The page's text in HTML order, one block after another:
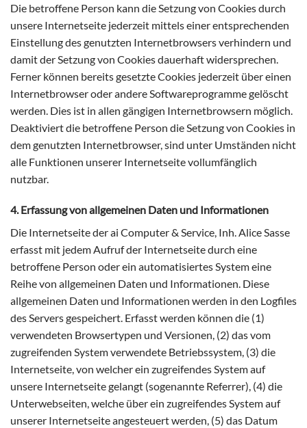
Die betroffene Person kann die Setzung von Cookies durch
unsere Internetseite jederzeit mittels einer entsprechenden
Einstellung des genutzten Internetbrowsers verhindern und
damit der Setzung von Cookies dauerhaft widersprechen.
Ferner können bereits gesetzte Cookies jederzeit über einen
Internetbrowser oder andere Softwareprogramme gelöscht
werden. Dies ist in allen gängigen Internetbrowsern möglich.
Deaktiviert die betroffene Person die Setzung von Cookies in
dem genutzten Internetbrowser, sind unter Umständen nicht
alle Funktionen unserer Internetseite vollumfänglich
nutzbar.
4. Erfassung von allgemeinen Daten und Informationen
Die Internetseite der ai Computer & Service, Inh. Alice Sasse
erfasst mit jedem Aufruf der Internetseite durch eine
betroffene Person oder ein automatisiertes System eine
Reihe von allgemeinen Daten und Informationen. Diese
allgemeinen Daten und Informationen werden in den Logfiles
des Servers gespeichert. Erfasst werden können die (1)
verwendeten Browsertypen und Versionen, (2) das vom
zugreifenden System verwendete Betriebssystem, (3) die
Internetseite, von welcher ein zugreifendes System auf
unsere Internetseite gelangt (sogenannte Referrer), (4) die
Unterwebseiten, welche über ein zugreifendes System auf
unserer Internetseite angesteuert werden, (5) das Datum